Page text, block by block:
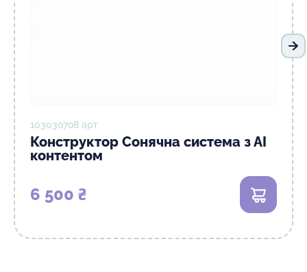
10303о7о8 арт
Конструктор Сонячна система з АІ
контентом
6 500 ₴ В